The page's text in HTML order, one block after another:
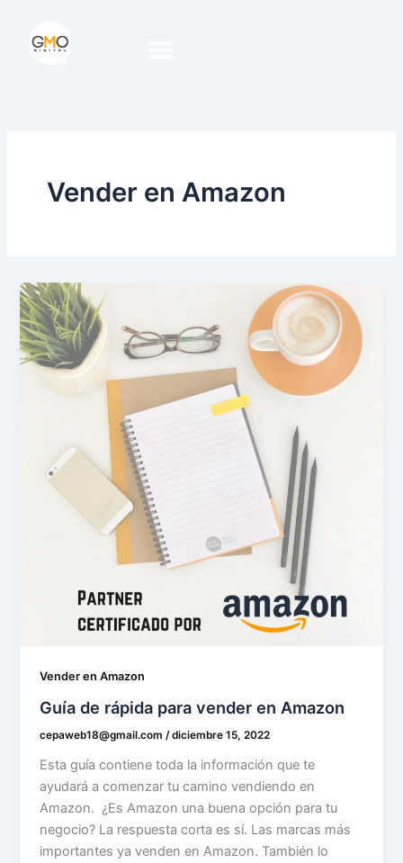
contenido
Vender en Amazon
Vender en Amazon
Guía de rápida para vender en Amazon
cepaweb18@gmail.com /diciembre 15, 2022
Esta guía contiene toda la información que te
ayudará a comenzar tu camino vendiendo en
Amazon. ¿Es Amazon una buena opción para tu
negocio? La respuesta corta es sí. Las marcas más
importantes ya venden en Amazon. También lo